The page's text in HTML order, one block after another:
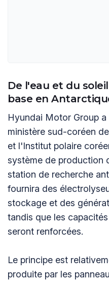
De l'eau et du
base en
Hyundai Motor Group
ministère sud-coréen
et l'Institut polaire
système de production
station de recherche
fournira des
stockage et des
tandis que les
seront renforcées.
Le principe est
produite par les